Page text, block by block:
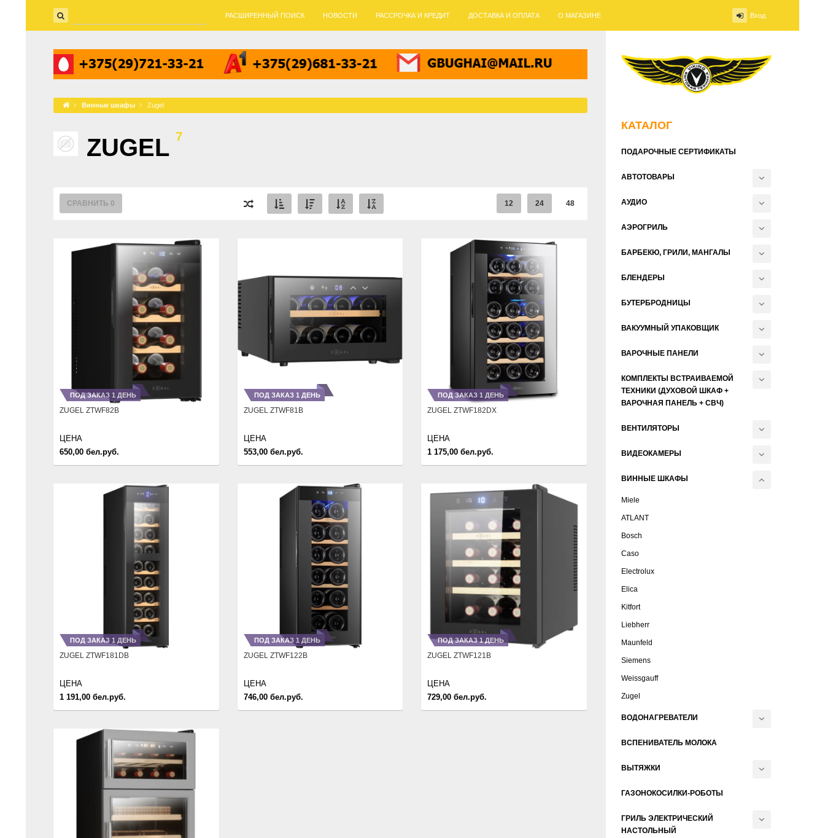
Вход
РАСШИРЕННЫЙ ПОИСК НОВОСТИ РАССРОЧКА И КРЕДИТ ДОСТАВКА И ОПЛАТА О МАГАЗИНЕ
КАТАЛОГ
ПОДАРОЧНЫЕ СЕРТИФИКАТЫ
АВТОТОВАРЫ
АУДИО
АЭРОГРИЛЬ
БАРБЕКЮ, ГРИЛИ, МАНГАЛЫ
БЛЕНДЕРЫ
БУТЕРБРОДНИЦЫ
ВАКУУМНЫЙ УПАКОВЩИК
ВАРОЧНЫЕ ПАНЕЛИ
КОМПЛЕКТЫ ВСТРАИВАЕМОЙ
ТЕХНИКИ (ДУХОВОЙ ШКАФ +
ВАРОЧНАЯ ПАНЕЛЬ + СВЧ)
ВЕНТИЛЯТОРЫ
ВИДЕОКАМЕРЫ
ВИННЫЕ ШКАФЫ
Miele
ATLANT
Bosch
Caso
Electrolux
Elica
Kitfort
Liebherr
Maunfeld
Siemens
Weissgauff
Zugel
ВОДОНАГРЕВАТЕЛИ
ВСПЕНИВАТЕЛЬ МОЛОКА
ВЫТЯЖКИ
ГАЗОНОКОСИЛКИ-РОБОТЫ
ГРИЛЬ ЭЛЕКТРИЧЕСКИЙ
НАСТОЛЬНЫЙ
Винные шкафы Zugel
ZUGEL 7
СРАВНИТЬ 0 12 24 48
ПОД ЗАКАЗ 1 ДЕНЬ
ZUGEL ZTWF82B
650,00 бел.руб.
ЦЕНА
ПОД ЗАКАЗ 1 ДЕНЬ
ZUGEL ZTWF81B
553,00 бел.руб.
ЦЕНА
ПОД ЗАКАЗ 1 ДЕНЬ
ZUGEL ZTWF182DX
1 175,00 бел.руб.
ЦЕНА
ПОД ЗАКАЗ 1 ДЕНЬ
ZUGEL ZTWF181DB
1 191,00 бел.руб.
ЦЕНА
ПОД ЗАКАЗ 1 ДЕНЬ
ZUGEL ZTWF122B
746,00 бел.руб.
ЦЕНА
ПОД ЗАКАЗ 1 ДЕНЬ
ZUGEL ZTWF121B
729,00 бел.руб.
ЦЕНА